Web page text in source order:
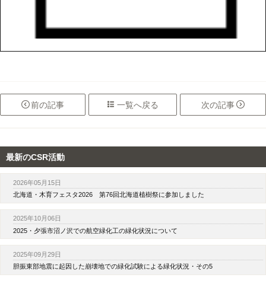
最新のCSR活動
2026年05月15日
北海道・木育フェスタ2026 第76回北海道植樹祭に参加しました
2025年10月06日
2025・夕張市沼ノ沢での航空緑化工の緑化状況について
2025年09月29日
胆振東部地震に起因した崩壊地での緑化試験による緑化状況・その5
前の記事  一覧へ 戻る 次の記事 